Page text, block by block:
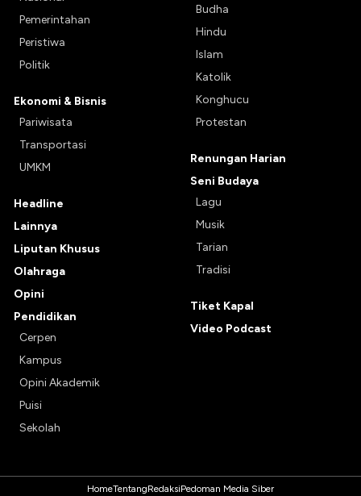
Pemerintahan
Peristiwa
Politik
Ekonomi & Bisnis
Pariwisata
Transportasi
UMKM
Headline
Lainnya
Liputan Khusus
Olahraga
Opini
Pendidikan
Cerpen
Kampus
Opini Akademik
Puisi
Sekolah
Budha
Hindu
Islam
Katolik
Konghucu
Protestan
Renungan Harian
Seni Budaya
Lagu
Musik
Tarian
Tradisi
Tiket Kapal
Video Podcast
HomeTentangRedaksiPedoman Media Siber